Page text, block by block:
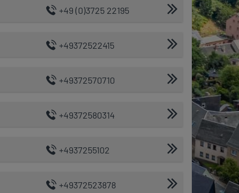
+49 (0)3725 22195
+49372522415
+49372570710
+49372580314
+4937255102
+49372523878